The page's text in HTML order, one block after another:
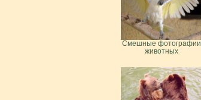
Смешные фотографии
животных